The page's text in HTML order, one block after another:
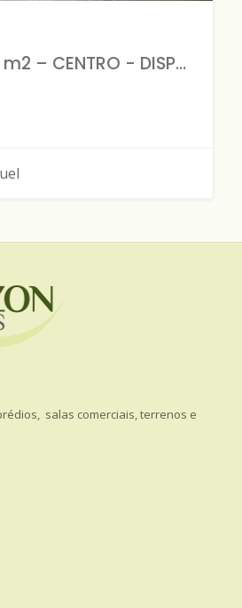
GALPÃO 240 m2 – CENTRO - DISPONÍVEL PARA LOCAÇÃO
salas comerciais, terrenos e